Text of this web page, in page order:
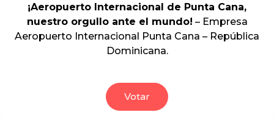
¡Aeropuerto Internacional de Punta Cana,
nuestro orgullo ante el mundo! – Empresa
Aeropuerto Internacional Punta Cana – República
Dominicana.
Votar